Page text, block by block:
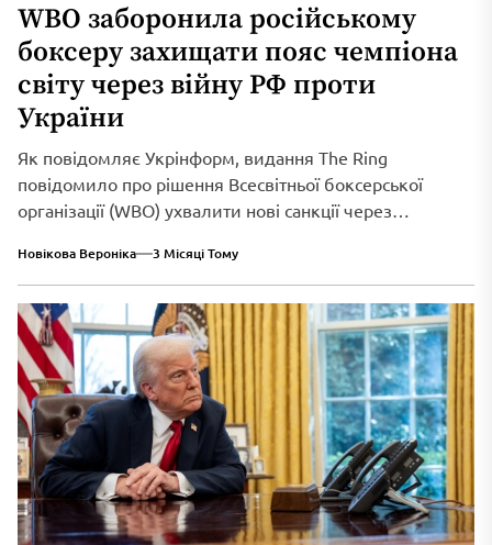
WBO заборонила російському
боксеру захищати пояс чемпіона
світу через війну РФ проти
України
Як повідомляє Укрінформ, видання The Ring
повідомило про рішення Всесвітньої боксерської
організації (WBO) ухвалити нові санкції через
Новікова Вероніка 3 Місяці Тому